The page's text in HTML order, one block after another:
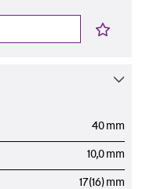
40 mm
10,0 mm
17(16) mm